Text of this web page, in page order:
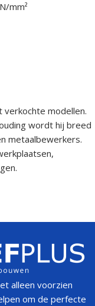
mm²
modellen.
wordt hij breed
metaalbewerkers.
alleen voorzien
om de perfecte